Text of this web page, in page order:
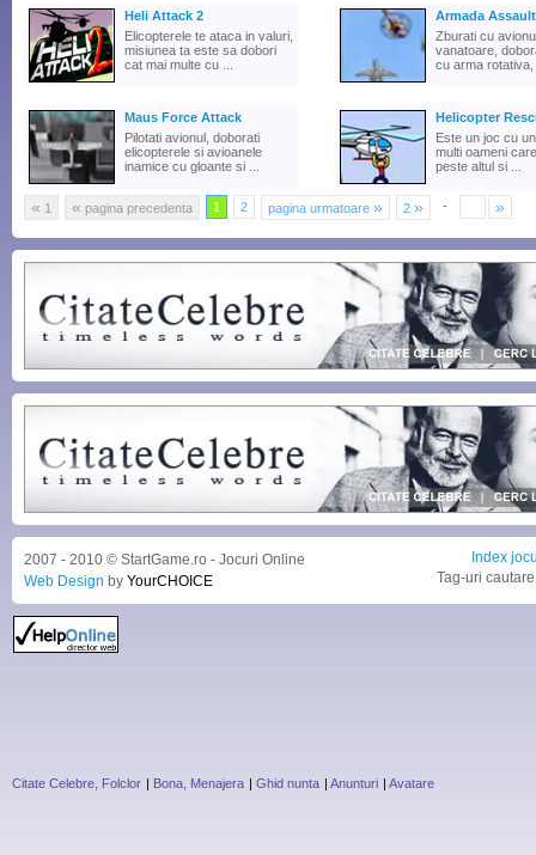
Heli Attack 2
Elicopterele te ataca in valuri,
misiunea ta este sa dobori
cat mai multe cu ...
Armada Assault
Zburati cu
vanatoare,
cu arma rotativa,
Maus Force Attack
Pilotati avionul, doborati
elicopterele si avioanele
inamice cu gloante si ...
Helicopter
Este un joc cu
multi oameni
peste altul si ...
« 1 « pagina precedenta 1 2 pagina urmatoare » 2 » - »
2007 - 2010 © StartGame.ro - Jocuri Online
Web Design by YourCHOICE
Index
Tag-uri
Citate Celebre, Folclor | Bona, Menajera | Ghid nunta | Anunturi | Avatare